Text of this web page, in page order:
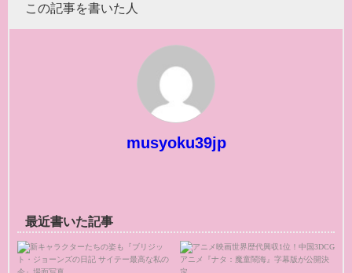
この記事を書いた人
musyoku39jp
最近書いた記事